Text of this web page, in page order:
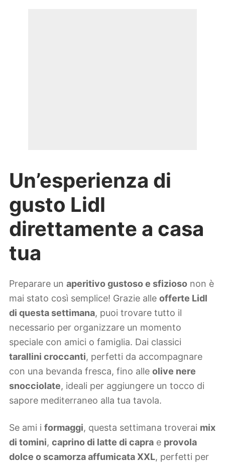
Un’esperienza di
gusto Lidl
direttamente a casa
tua
Preparare un aperitivo gustoso e sfizioso non è
mai stato così semplice! Grazie alle offerte Lidl
di questa settimana, puoi trovare tutto il
necessario per organizzare un momento
speciale con amici o famiglia. Dai classici
tarallini croccanti, perfetti da accompagnare
con una bevanda fresca, fino alle olive nere
snocciolate, ideali per aggiungere un tocco di
sapore mediterraneo alla tua tavola.
Se ami i formaggi, questa settimana troverai mix
di tomini, caprino di latte di capra e provola
dolce o scamorza affumicata XXL, perfetti per